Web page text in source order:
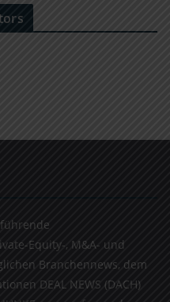
Equity-, M&A- und
Branchennews, dem
DEAL NEWS (DACH)